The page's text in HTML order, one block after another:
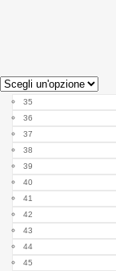
35
36
37
38
39
40
41
42
43
44
45